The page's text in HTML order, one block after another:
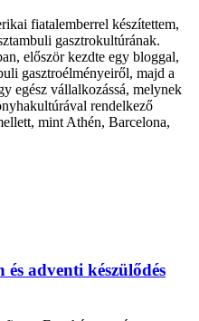
fiatalemberrel készítettem,
gasztrokultúrának.
először kezdte egy bloggal,
gasztroélményeiről, majd a
egész vállalkozássá, melynek
rendelkező
mint Athén, Barcelona,
adventi készülődés